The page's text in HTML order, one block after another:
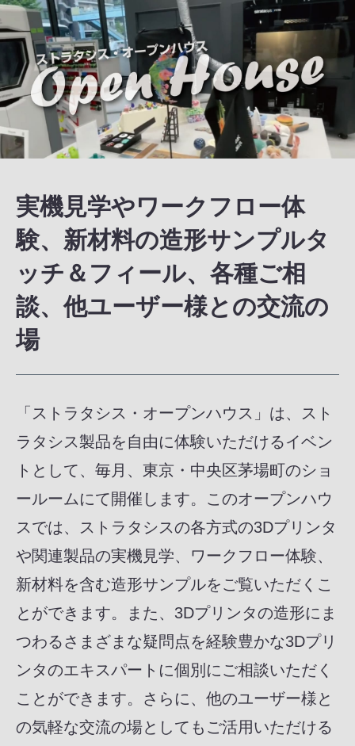
実機見学やワークフロー体
験、新材料の造形サンプルタ
ッチ＆フィール、各種ご相
談、他ユーザー様との交流の
場
「ストラタシス・オープンハウス」は、スト
ラタシス製品を自由に体験いただけるイベン
トとして、毎月、東京・中央区茅場町のショ
ールームにて開催します。このオープンハウ
スでは、ストラタシスの各方式の3Dプリンタ
や関連製品の実機見学、ワークフロー体験、
新材料を含む造形サンプルをご覧いただくこ
とができます。また、3Dプリンタの造形にま
つわるさまざまな疑問点を経験豊かな3Dプリ
ンタのエキスパートに個別にご相談いただく
ことができます。さらに、他のユーザー様と
の気軽な交流の場としてもご活用いただける